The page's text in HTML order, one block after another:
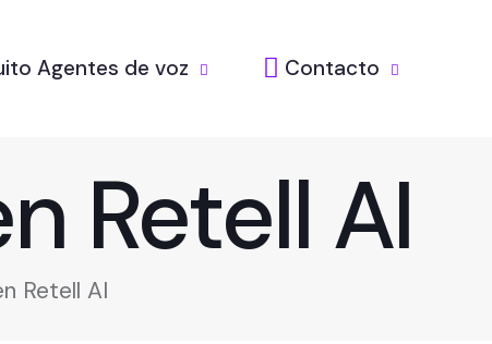
Agentes de voz Contacto
Retell AI
Retell AI